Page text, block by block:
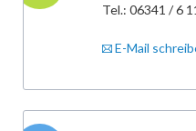
Tel.: 06341 / 6
E-Mail